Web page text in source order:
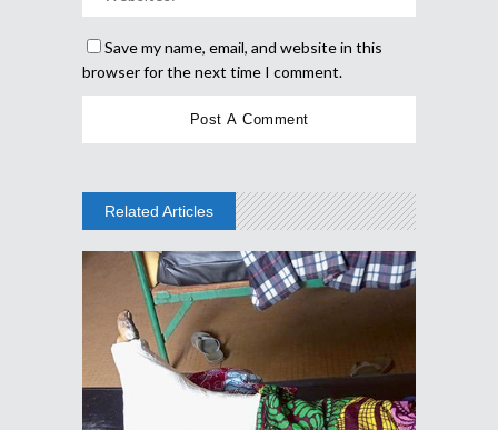
Save my name, email, and website in this
browser for the next time I comment.
Related Articles